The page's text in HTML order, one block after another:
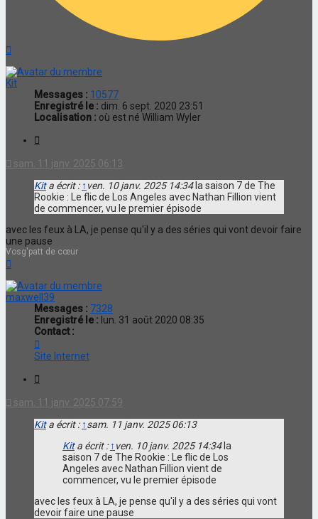
Kit
Messages : 10577
Enregistré le : dim. 6 sept. 2020 23:51
Localisation : où est né William Wyler
sam. 11 janv. 2025 06:13
Kita écrit : ↑ ven. 10 janv. 2025 14:34la saison 7 de The
Rookie : Le flic de Los Angeles avec Nathan Fillion vient
de commencer, vu le premier épisode
avec les feux à LA, je pense qu'il y a des séries qui vont devoir faire
une pause
Vosg'patt de cœur
maxwell39
Messages : 7328
Enregistré le : lun. 31 août 2020 08:35
Contact :
maxwell39
Site Internet
sam. 11 janv. 2025 07:59
Kita écrit : ↑sam. 11 janv. 2025 06:13
Kita écrit : ↑ ven. 10 janv. 2025 14:34la
saison 7 de The Rookie : Le flic de Los
Angeles avec Nathan Fillion vient de
commencer, vu le premier épisode
avec les feux à LA, je pense qu'il y a des séries qui vont
devoir faire une pause